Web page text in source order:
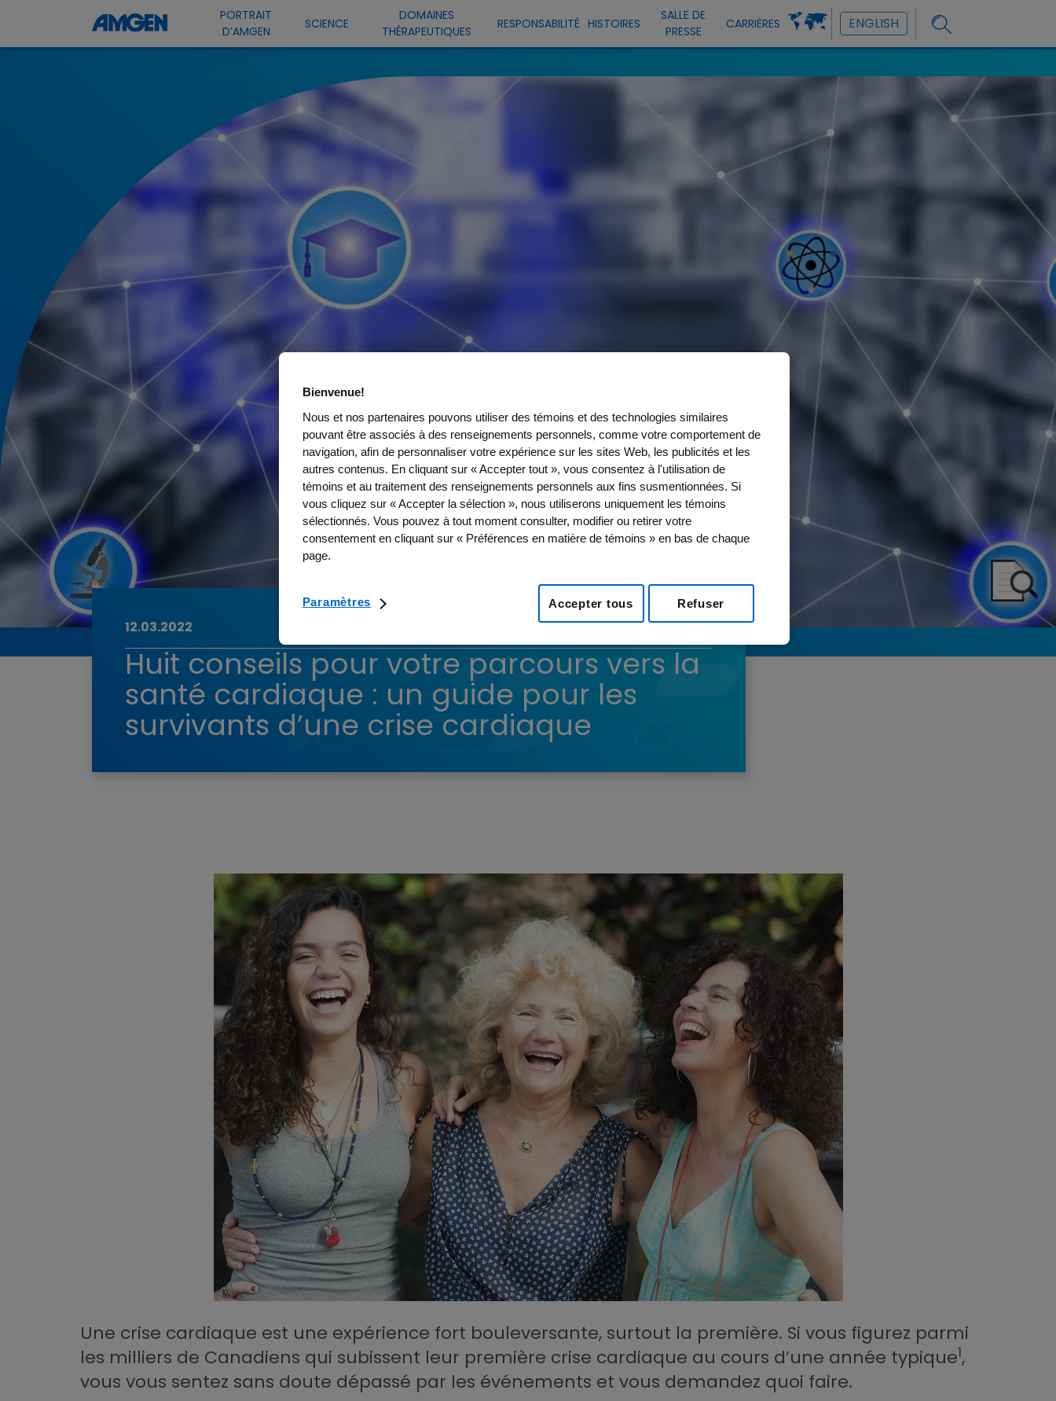
PORTRAIT
D’AMGEN
SCIENCE
DOMAINES
THÉRAPEUTIQUES
RESPONSABILITÉ HISTOIRES
SALLE DE
PRESSE
CARRIÈRES ENGLISH
12.03.2022
Huit conseils pour votre parcours vers la
santé cardiaque : un guide pour les
survivants d’une crise cardiaque
Une crise cardiaque est une expérience fort bouleversante, surtout la première. Si vous figurez parmi
les milliers de Canadiens qui subissent leur première crise cardiaque au cours d’une année typique1,
vous vous sentez sans doute dépassé par les événements et vous demandez quoi faire.
Bienvenue!
Nous et nos partenaires pouvons utiliser des témoins et des technologies similaires
pouvant être associés à des renseignements personnels, comme votre comportement de
navigation, afin de personnaliser votre expérience sur les sites Web, les publicités et les
autres contenus. En cliquant sur « Accepter tout », vous consentez à l'utilisation de
témoins et au traitement des renseignements personnels aux fins susmentionnées. Si
vous cliquez sur « Accepter la sélection », nous utiliserons uniquement les témoins
sélectionnés. Vous pouvez à tout moment consulter, modifier ou retirer votre
consentement en cliquant sur « Préférences en matière de témoins » en bas de chaque
page.
Paramètres Refuser
Accepter tous